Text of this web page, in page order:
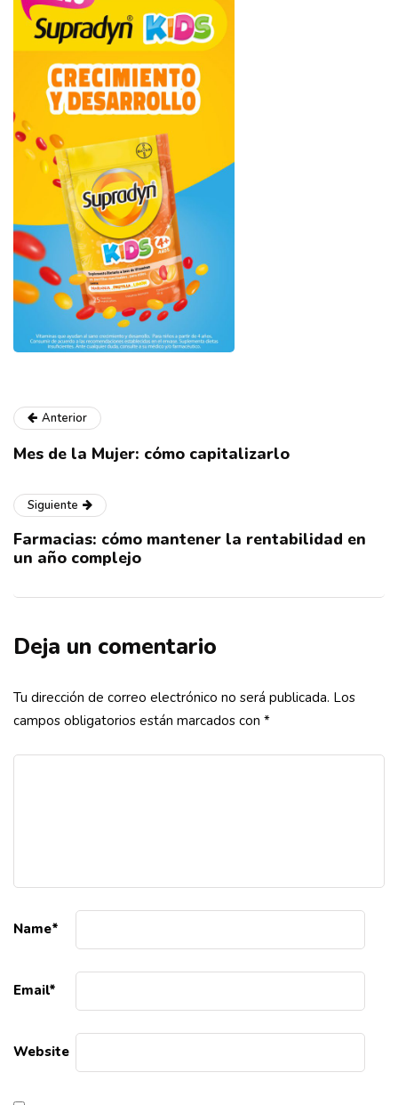
Anterior
Mes de la Mujer: cómo capitalizarlo
Siguiente
Farmacias: cómo mantener la rentabilidad en
un año complejo
Deja un comentario
Tu dirección de correo electrónico no será publicada. Los
campos obligatorios están marcados con *
Name*
Email*
Website